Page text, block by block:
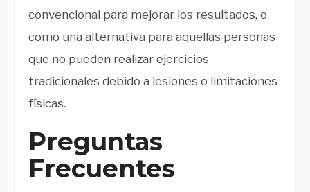
convencional para mejorar los resultados, o
como una alternativa para aquellas personas
que no pueden realizar ejercicios
tradicionales debido a lesiones o limitaciones
físicas.
Preguntas
Frecuentes